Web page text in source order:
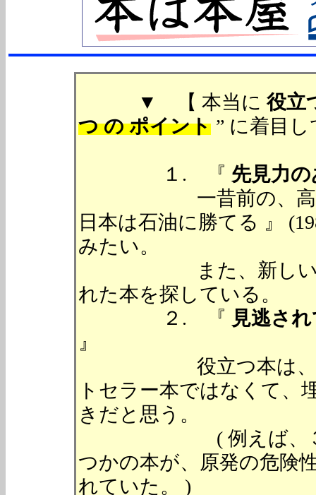
▼ 【 本当に 役立
つ の ポイント ” に着目
１. 『 先見力
一昔前の、高橋 亀
日本は石油に勝てる 』
みたい。
また、新しい発想
れた本を探している。
２. 『 見逃さ
』
役立つ本は、必ず
トセラー本ではなくて、
きだと思う。
( 例えば、３．１
つかの本が、原発の危険
れていた。 )